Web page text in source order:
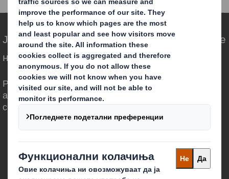
Ја редефинираме амбалажата за потребите
на светот што се менува
Различни сме бидејќи гледаме можност
амбалажата да има значајна улога во
светот околу нас.
Кои сме ние
За нас